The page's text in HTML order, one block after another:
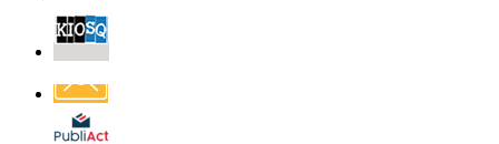
Billetterie
Affichage
légal